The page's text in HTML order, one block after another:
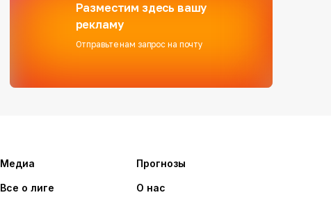
Разместим здесь вашу
рекламу
Отправьте нам запрос на почту
Все о лиге
Медиа Прогнозы
О нас